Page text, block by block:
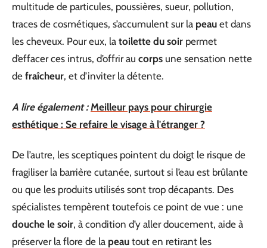
multitude de particules, poussières, sueur, pollution,
traces de cosmétiques, s’accumulent sur la peau et dans
les cheveux. Pour eux, la toilette du soir permet
d’effacer ces intrus, d’offrir au corps une sensation nette
de fraîcheur, et d’inviter la détente.
A lire également : Meilleur pays pour chirurgie
esthétique : Se refaire le visage à l'étranger ?
De l’autre, les sceptiques pointent du doigt le risque de
fragiliser la barrière cutanée, surtout si l’eau est brûlante
ou que les produits utilisés sont trop décapants. Des
spécialistes tempèrent toutefois ce point de vue : une
douche le soir, à condition d’y aller doucement, aide à
préserver la flore de la peau tout en retirant les